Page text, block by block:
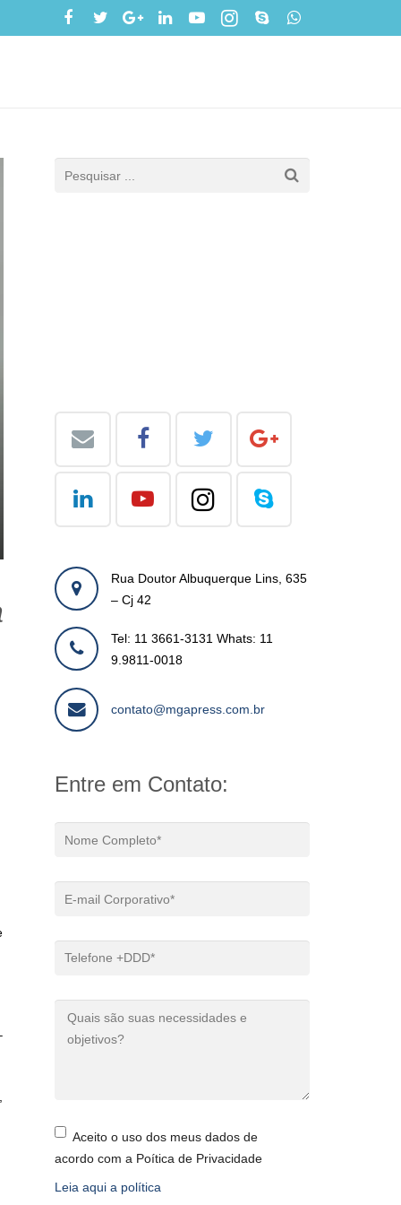
Rua Doutor Albuquerque Lins, 635
– Cj 42
Tel: 11 3661-3131 Whats: 11
9.9811-0018
contato@mgapress.com.br
Entre em Contato:
Aceito o uso dos meus dados de
acordo com a Poítica de Privacidade
Leia aqui a política